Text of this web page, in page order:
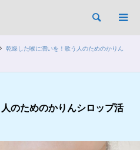
検索
乾燥した喉に潤いを！歌う人のためのかりん
のためのかりんシロップ活